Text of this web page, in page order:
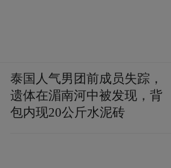
泰国人气男团前成员失踪，
遗体在湄南河中被发现，背
包内现20公斤水泥砖